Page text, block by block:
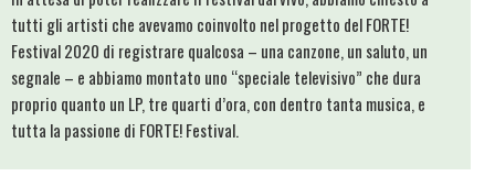
tutti gli artisti che avevamo coinvolto nel progetto del FORTE!
Festival 2020 di registrare qualcosa – una canzone, un saluto, un
segnale – e abbiamo montato uno “speciale televisivo” che dura
proprio quanto un LP, tre quarti d’ora, con dentro tanta musica, e
tutta la passione di FORTE! Festival.